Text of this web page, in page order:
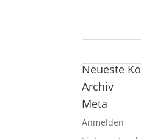
Neueste
Archiv
Meta
Anmelden